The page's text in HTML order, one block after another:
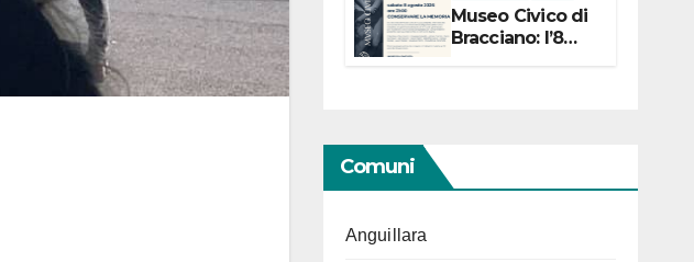
Museo Civico di
Bracciano: l’8
Comuni
Anguillara